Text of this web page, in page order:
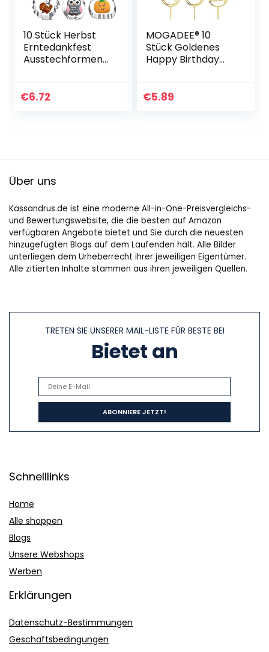
10 Stück Herbst
Erntedankfest
Ausstechformen
Edelstahl Fondant
€6.72
MOGADEE® 10
Stück Goldenes
Happy Birthday
Cupcake Topper,
€5.89
Über uns
Kassandrus.de ist eine moderne All-in-One-Preisvergleichs-
und Bewertungswebsite, die die besten auf Amazon
verfügbaren Angebote bietet und Sie durch die neuesten
hinzugefügten Blogs auf dem Laufenden hält. Alle Bilder
unterliegen dem Urheberrecht ihrer jeweiligen Eigentümer.
Alle zitierten Inhalte stammen aus ihren jeweiligen Quellen.
TRETEN SIE UNSERER MAIL-LISTE FÜR BESTE BEI
Bietet an
Schnelllinks
Home
Alle shoppen
Blogs
Unsere Webshops
Werben
Erklärungen
Datenschutz-Bestimmungen
Geschäftsbedingungen